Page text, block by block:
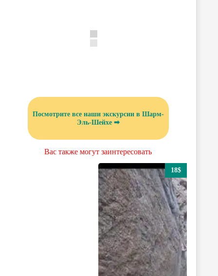
Посмотрите все наши экскурсии в Шарм-
Эль-Шейхе ➡
Вас также могут заинтересовать
18$